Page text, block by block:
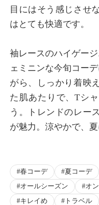
目にはそう感じさせ
はとても快適です。
袖レースのハイゲー
ェミニンな今旬コー
がら、しっかり着映
た肌あたりで、Tシ
う。トレンドのレー
が魅力。涼やかで、
春コーデ 夏コーデ
オールシーズン
オ
キレイめ
トラベル